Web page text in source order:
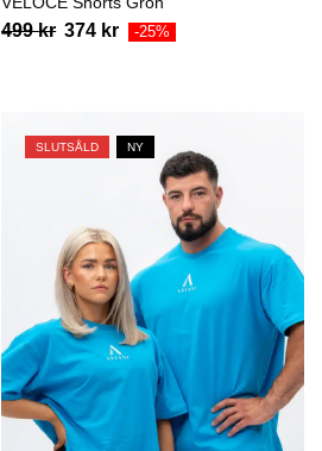
499kr 374 kr -25%
SLUTSÅLD NY